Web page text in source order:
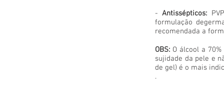
-Antissépticos:
formulação
recomendada a
OBS: O álcool a
sujidade da pele e
de gel) é o mais
.